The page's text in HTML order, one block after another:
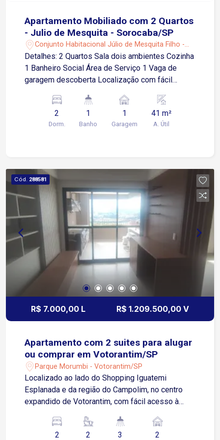
Apartamento Mobiliado com 2 Quartos
- Julio de Mesquita - Sorocaba/SP
Conjunto Habitacional Júlio de Mesquita Filho -
Sorocaba/SP
Detalhes: 2 Quartos Sala dois ambientes Cozinha
1 Banheiro Social Área de Serviço 1 Vaga de
garagem descoberta Localização com fácil
urbana, próximo a comércios, serviços e
transporte público 2 minutos da Avenida Dr.
Américo Figueiredo 4 minutos da Rodovia
segurança Playground Espaço pet Academia
Sauna Mini campo Quadra poliesportiva Piscina
adulto e infantil Salão de festas 2 quiosques
Bicicletário Portaria 24 horas
2
Dorm.
1
Banho
1
Garagem
41 m²
A. Útil
Cód. 288581
R$ 7.000,00 L R$ 1.209.500,00 V
Apartamento com 2 suites para alugar
ou comprar em Votorantim/SP
Parque Morumbi - Votorantim/SP
Localizado ao lado do Shopping Iguatemi
Esplanada e da região do Campolim, no centro
expandido de Votorantim, com fácil acesso à
supermercados, escolas, restaurantes, parques,
academias, farmácias e uma completa
2 2 3 2